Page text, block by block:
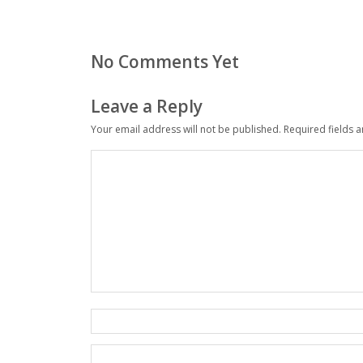
No Comments Yet
Leave a Reply
Your email address will not be published. Required fields